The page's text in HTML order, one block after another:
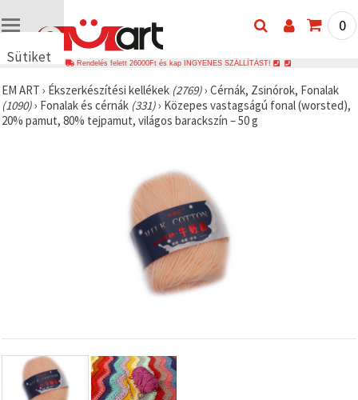
Sütiket
🍪 Cookie-
kat és
hasonló
a
valamint
relevánsabb
tartalmat
0
Rendelés felett 26000Ft és kap INGYENES SZÁLLÍTÁST!
EM ART › Ékszerkészítési kellékek (2769)› Cérnák, Zsinórok, Fonalak
(1090)› Fonalak és cérnák (331)› Közepes vastagságú fonal (worsted),
20% pamut, 80% tejpamut, világos barackszín – 50 g